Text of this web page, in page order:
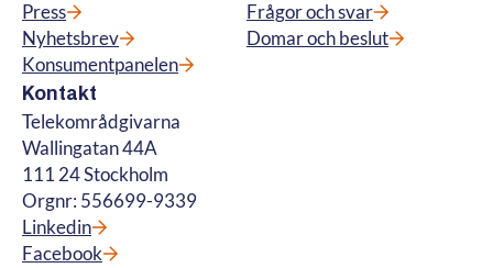
Press
Nyhetsbrev
Konsumentpanelen
Frågor och svar
Domar och beslut
Kontakt
Telekområdgivarna
Wallingatan 44A
111 24 Stockholm
Orgnr: 556699-9339
Linkedin
Facebook